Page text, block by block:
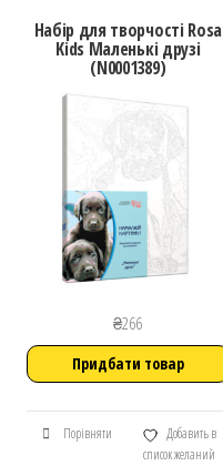
Набір для творчості Rosa
Kids Маленькі друзі
(N0001389)
₴266
Придбати товар
Порівняти
Добавить в
список желаний